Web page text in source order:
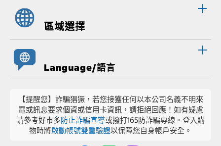
區域選擇
Language/語言
【提醒您】詐騙猖獗，若您接獲任何以本公司名義不明來
電或訊息要求個資或信用卡資訊，請拒絕回應！如有疑慮
請參考好市多防止詐騙宣導或撥打165防詐騙專線。登入購
物時將啟動帳號雙重驗證以保障您自身帳戶安全。